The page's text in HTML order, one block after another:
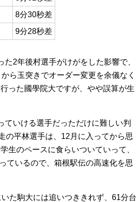
8分30秒差
9分28秒差
2年後村選手がけがをした影響で、
ら玉突きでオーダー変更を余儀なく
った國學院大ですが、やや誤算が生
いける選手だっただけに難しい判
の平林選手は、12月に入ってから思
生のペースに食らいついていって、
ているので、箱根駅伝の高速化を思
た駒大には追いつききれず、61分台